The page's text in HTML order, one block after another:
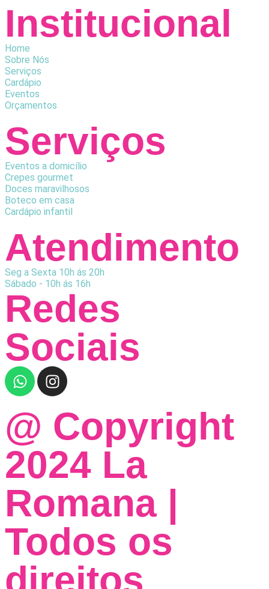
Institucional
Home
Sobre Nós
Serviços
Cardápio
Eventos
Orçamentos
Serviços
Eventos a domicílio
Crepes gourmet
Doces maravilhosos
Boteco em casa
Cardápio infantil
Atendimento
Seg a Sexta 10h ás 20h
Sábado - 10h ás 16h
Redes
Sociais
@ Copyright
2024 La
Romana |
Todos os
direitos